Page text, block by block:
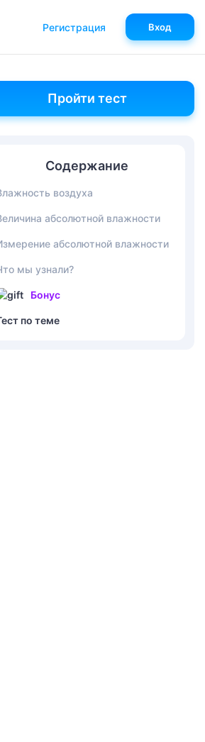
Пройти тест
Содержание
воздуха
абсолютной влажности
абсолютной влажности
мы узнали?
Бонус
по теме
Регистрация Вход